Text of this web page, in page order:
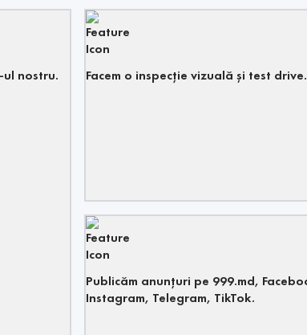
nostru. Facem o inspecție vizuală și test drive.
Publicăm anunțuri pe 999.md,
Instagram, Telegram, TikTok.